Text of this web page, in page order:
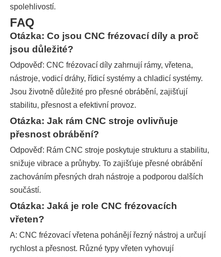
spolehlivostí.
FAQ
Otázka: Co jsou CNC frézovací díly a proč
jsou důležité?
Odpověď: CNC frézovací díly zahrnují rámy, vřetena,
nástroje, vodicí dráhy, řídicí systémy a chladicí systémy.
Jsou životně důležité pro přesné obrábění, zajišťují
stabilitu, přesnost a efektivní provoz.
Otázka: Jak rám CNC stroje ovlivňuje
přesnost obrábění?
Odpověď: Rám CNC stroje poskytuje strukturu a stabilitu,
snižuje vibrace a průhyby. To zajišťuje přesné obrábění
zachováním přesných drah nástroje a podporou dalších
součástí.
Otázka: Jaká je role CNC frézovacích
vřeten?
A: CNC frézovací vřetena pohánějí řezný nástroj a určují
rychlost a přesnost. Různé typy vřeten vyhovují